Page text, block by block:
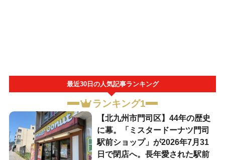
最近30日の人気記事ランキング
ランキング1
【北九州市門司区】44年の歴史
に幕。「ミスタードーナツ門司
駅前ショップ」が2026年7月31
日で閉店へ。長年愛された駅前